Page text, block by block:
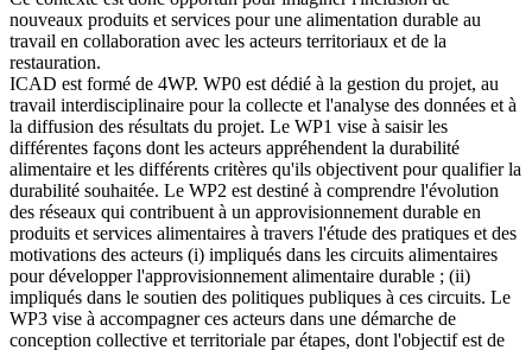
nouveaux produits et services pour une alimentation durable au
travail en collaboration avec les acteurs territoriaux et de la
restauration.
ICAD est formé de 4WP. WP0 est dédié à la gestion du projet, au
travail interdisciplinaire pour la collecte et l'analyse des données et à
la diffusion des résultats du projet. Le WP1 vise à saisir les
différentes façons dont les acteurs appréhendent la durabilité
alimentaire et les différents critères qu'ils objectivent pour qualifier la
durabilité souhaitée. Le WP2 est destiné à comprendre l'évolution
des réseaux qui contribuent à un approvisionnement durable en
produits et services alimentaires à travers l'étude des pratiques et des
motivations des acteurs (i) impliqués dans les circuits alimentaires
pour développer l'approvisionnement alimentaire durable ; (ii)
impliqués dans le soutien des politiques publiques à ces circuits. Le
WP3 vise à accompagner ces acteurs dans une démarche de
conception collective et territoriale par étapes, dont l'objectif est de